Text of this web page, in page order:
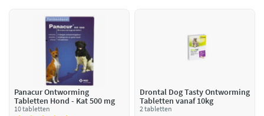
Panacur Ontworming
Tabletten Hond - Kat 500 mg
10 tabletten
Drontal Dog Tasty Ontworming
Tabletten vanaf 10kg
2 tabletten